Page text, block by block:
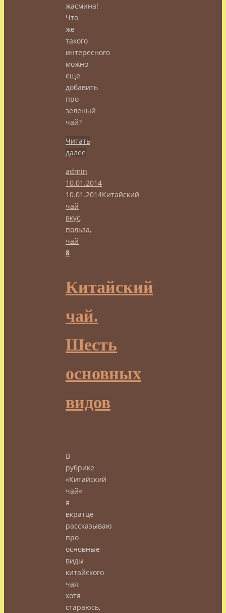
жасмина!
Что
же
такого
интересного
можно
еще
добавить
про
зеленый
чай?
Читать
далее
admin
10.01.2014
10.01.2014Китайский
чай
вкус,
польза,
чай
8
Китайский
чай.
Шесть
основных
видов
В
рубрике
«Китайский
чай«
я
вкратце
рассказываю
про
основные
виды
китайского
чая,
хотя
стараюсь,